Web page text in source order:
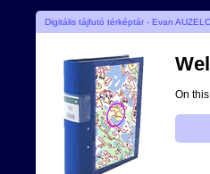
Digitális tájfutó térképtár - Evan
On